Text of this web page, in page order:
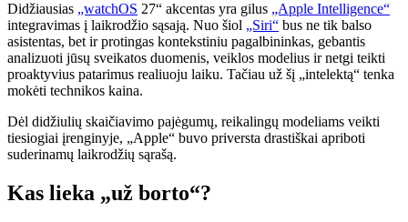
Didžiausias „watchOS 27“ akcentas yra gilus „Apple Intelligence“
integravimas į laikrodžio sąsają. Nuo šiol „Siri“ bus ne tik balso
asistentas, bet ir protingas kontekstiniu pagalbininkas, gebantis
analizuoti jūsų sveikatos duomenis, veiklos modelius ir netgi teikti
proaktyvius patarimus realiuoju laiku. Tačiau už šį „intelektą“ tenka
mokėti technikos kaina.
Dėl didžiulių skaičiavimo pajėgumų, reikalingų modeliams veikti
tiesiogiai įrenginyje, „Apple“ buvo priversta drastiškai apriboti
suderinamų laikrodžių sąrašą.
Kas lieka „už borto“?